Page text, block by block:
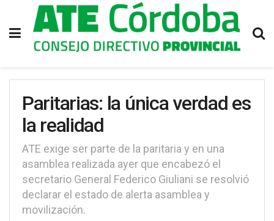
Paritarias: la única verdad es
la realidad
ATE exige ser parte de la paritaria y en una
asamblea realizada ayer que encabezó el
secretario General Federico Giuliani se resolvió
declarar el estado de alerta asamblea y
movilización.